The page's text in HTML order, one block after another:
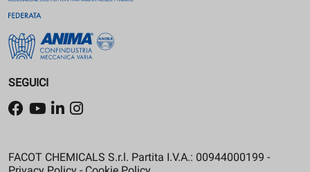
SEGUICI
FACOT CHEMICALS S.r.l. Partita I.V.A.: 00944000199 -